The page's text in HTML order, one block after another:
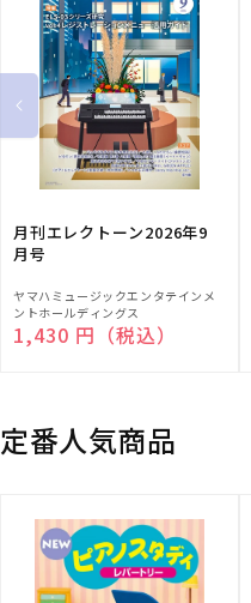
月刊エレクトーン2026年9
月号
販
売
元:
ヤマハミュージックエンタテインメ
ントホールディングス
通常価格
1,430 円（税込）
定番人気商品